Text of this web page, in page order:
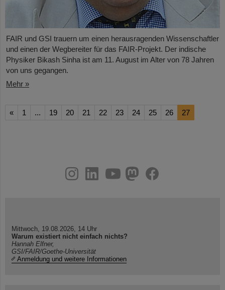
FAIR und GSI trauern um einen herausragenden Wissenschaftler
und einen der Wegbereiter für das FAIR-Projekt. Der indische
Physiker Bikash Sinha ist am 11. August im Alter von 78 Jahren
von uns gegangen.
Mehr »
« 1 ... 19 20 21 22 23 24 25 26 27
youtube
helmholtz.social
facebook
Mittwoch, 19.08.2026, 14 Uhr
Warum existiert nicht einfach nichts?
Hannah Elfner,
GSI/FAIR/Goethe-Universität
Anmeldung und weitere Informationen